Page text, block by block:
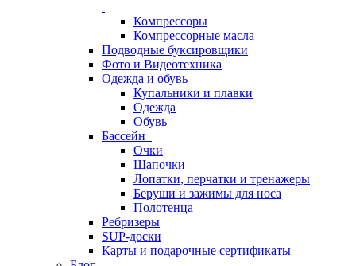
Компрессоры
Компрессорные масла
Подводные буксировщики
Фото и Видеотехника
Одежда и обувь
Купальники и плавки
Одежда
Обувь
Бассейн
Очки
Шапочки
Лопатки, перчатки и тренажеры
Беруши и зажимы для носа
Полотенца
Ребризеры
SUP-доски
Карты и подарочные сертификаты